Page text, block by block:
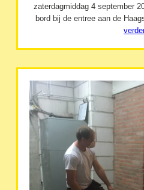
zaterdagmiddag 4 september
bord bij de entree aan de